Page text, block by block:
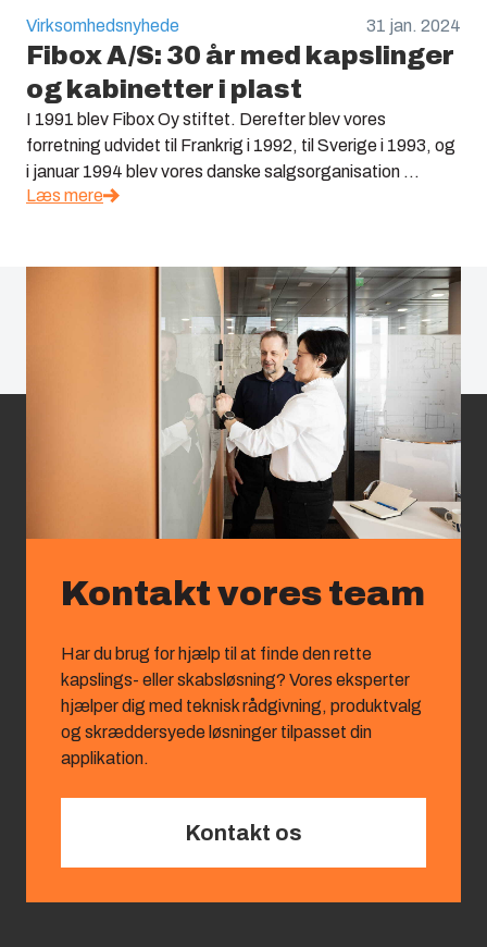
Virksomhedsnyhede 31 jan. 2024
Fibox A/S: 30 år med kapslinger
og kabinetter i plast
I 1991 blev Fibox Oy stiftet. Derefter blev vores
forretning udvidet til Frankrig i 1992, til Sverige i 1993, og
i januar 1994 blev vores danske salgsorganisation ...
Læs mere
Kontakt vores team
Har du brug for hjælp til at finde den rette
kapslings‑ eller skabsløsning? Vores eksperter
hjælper dig med teknisk rådgivning, produktvalg
og skræddersyede løsninger tilpasset din
applikation.
Kontakt os